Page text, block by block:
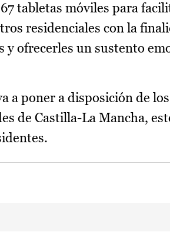
tabletas móviles para
residenciales con la
y ofrecerles un sustento
a poner a disposición de
de Castilla-La Mancha,